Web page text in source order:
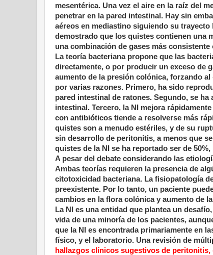
mesentérica. Una vez el aire en la raíz del
penetrar en la pared intestinal. Hay sin
aéreos en mediastino siguiendo su
demostrado que los quistes contienen una
una combinación de gases más
La teoría bacteriana propone que las
directamente, o por producir un exceso de
aumento de la presión colónica, forzando
por varias razones. Primero, ha sido
pared intestinal de ratones. Segundo, se
intestinal. Tercero, la NI mejora
con antibióticos tiende a resolverse más
quistes son a menudo estériles, y de su
sin desarrollo de peritonitis, a menos que
quistes de la NI se ha reportado ser de
A pesar del debate considerando las
Ambas teorías requieren la presencia de
citotoxicidad bacteriana. La fisiopatología
preexistente. Por lo tanto, un paciente
cambios en la flora colónica y aumento de
La NI es una entidad que plantea un
vida de una minoría de los pacientes,
que la NI es encontrada primariamente en
físico, y el laboratorio. Una revisión de
hallazgos clínicos sugestivos de peritonitis,